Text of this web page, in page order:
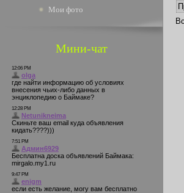
Мои фото
Мини-чат